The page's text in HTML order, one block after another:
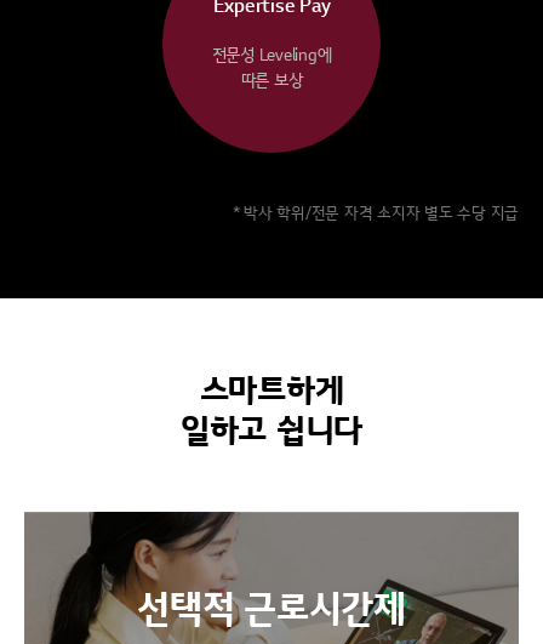
Expertise Pay
전문성 Leveling에
따른 보상
* 박사 학위/전문 자격 소지자 별도 수당 지급
스마트하게
일하고 쉽니다
선택적 근로시간제